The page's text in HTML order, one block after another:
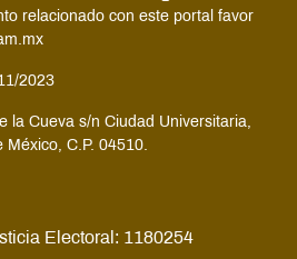
relacionado con este portal favor
2023
la Cueva s/n Ciudad Universitaria,
México, C.P. 04510.
Electoral: 1180254